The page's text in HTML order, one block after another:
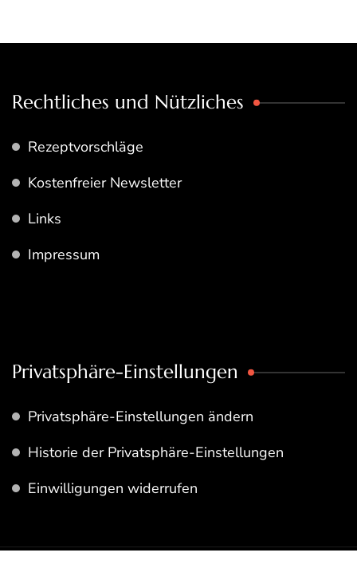
Rechtliches und Nützliches
Rezeptvorschläge
Kostenfreier Newsletter
Links
Impressum
Privatsphäre-Einstellungen
Privatsphäre-Einstellungen ändern
Historie der Privatsphäre-Einstellungen
Einwilligungen widerrufen